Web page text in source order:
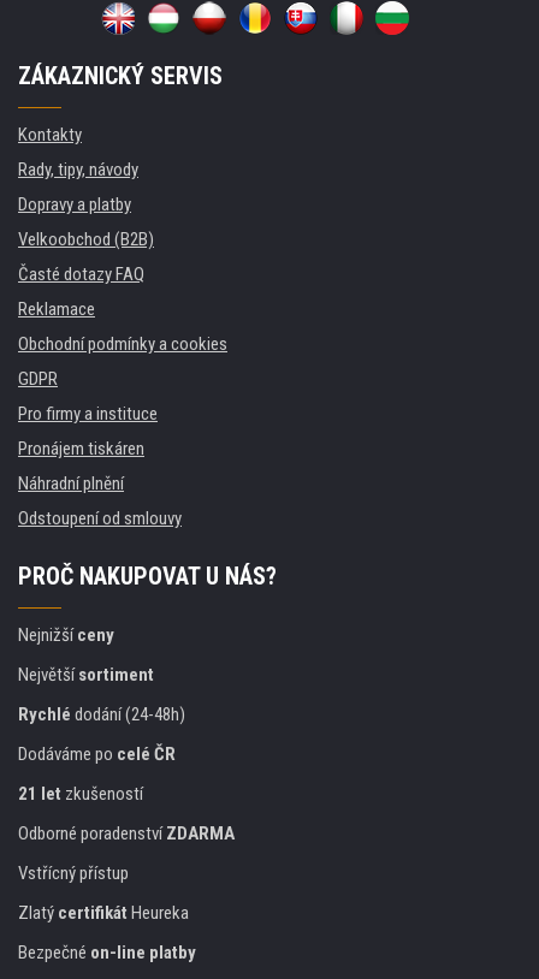
ZÁKAZNICKÝ SERVIS
Kontakty
Rady, tipy, návody
Dopravy a platby
Velkoobchod (B2B)
Časté dotazy FAQ
Reklamace
Obchodní podmínky a cookies
GDPR
Pro firmy a instituce
Pronájem tiskáren
Náhradní plnění
Odstoupení od smlouvy
PROČ NAKUPOVAT U NÁS?
Nejnižšíceny
Největšísortiment
Rychlé dodání (24-48h)
Dodáváme po celé ČR
21 let zkušeností
Odborné poradenstvíZDARMA
Vstřícný přístup
Zlatý certifikát Heureka
Bezpečné on-line platby